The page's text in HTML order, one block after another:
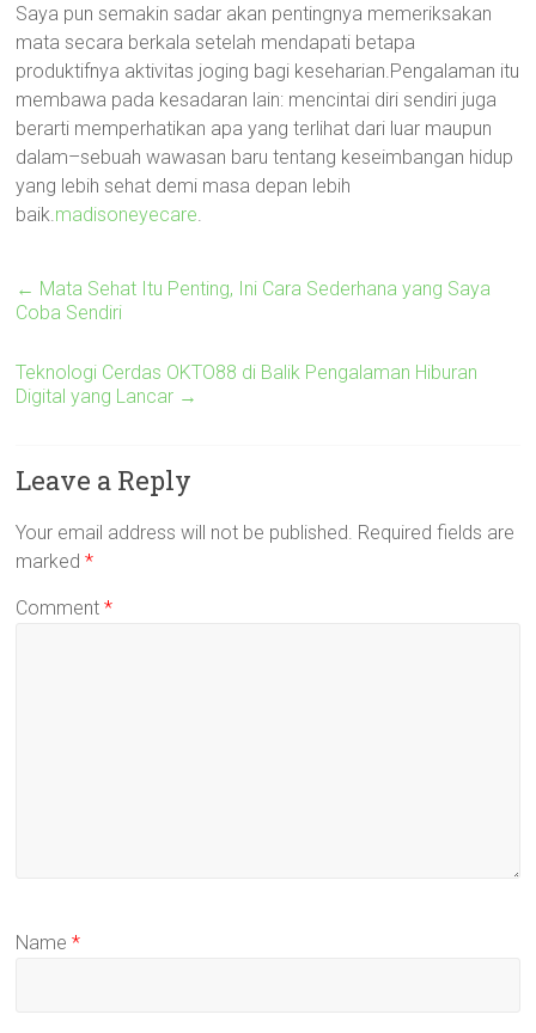
Saya pun semakin sadar akan pentingnya memeriksakan
mata secara berkala setelah mendapati betapa
produktifnya aktivitas joging bagi keseharian.Pengalaman itu
membawa pada kesadaran lain: mencintai diri sendiri juga
berarti memperhatikan apa yang terlihat dari luar maupun
dalam–sebuah wawasan baru tentang keseimbangan hidup
yang lebih sehat demi masa depan lebih
baik.madisoneyecare.
← Mata Sehat Itu Penting, Ini Cara Sederhana yang Saya
Coba Sendiri
Teknologi Cerdas OKTO88 di Balik Pengalaman Hiburan
Digital yang Lancar →
Leave a Reply
Your email address will not be published. Required fields are
marked*
Comment*
Name*